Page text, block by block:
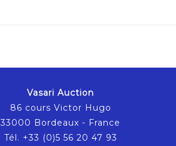
Vasari Auction
86 cours Victor Hugo
33000 Bordeaux - France
Tél. +33 (0)5 56 20 47 93